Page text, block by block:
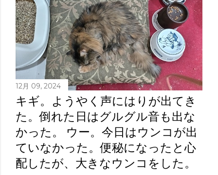
12月 09, 2024
キギ。ようやく声にはりが出てき
た。倒れた日はグルグル音も出な
かった。 ウー。今日はウンコが出
ていなかった。便秘になったと心
配したが、大きなウンコをした。